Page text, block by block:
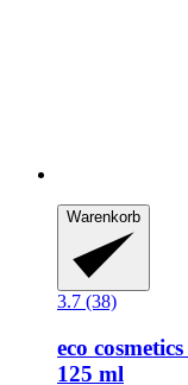
Warenkorb
3.7 (38)
eco cosmetics
125 ml